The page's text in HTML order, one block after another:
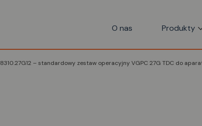
O nas Produkty
8310.27G12 – standardowy zestaw operacyjny VGPC 27G TDC do